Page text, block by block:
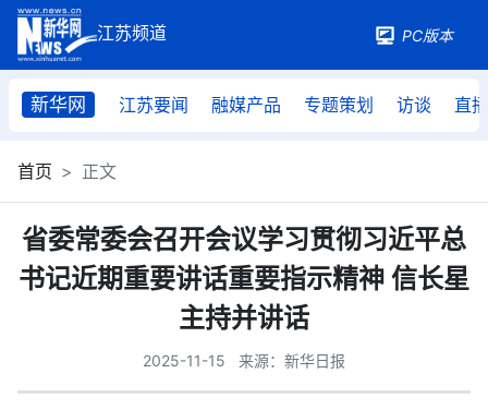
PC版本
新华网 江苏要闻 融媒产品 专题策划 访谈 直播
首页 正文
省委常委会召开会议学习贯彻习近平总
书记近期重要讲话重要指示精神 信长星
主持并讲话
2025-11-15 来源：新华日报